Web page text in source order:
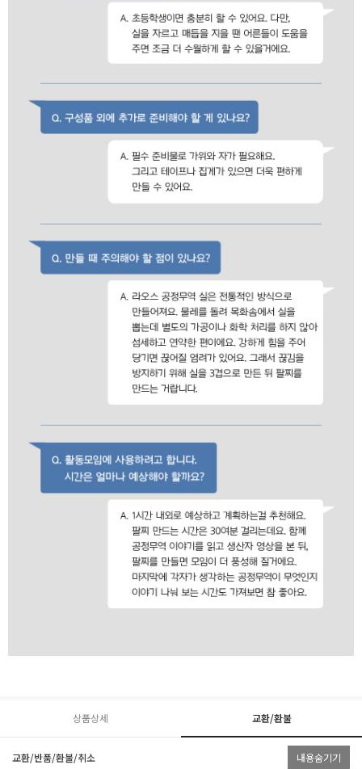
상품상세 교환/환불
교환/반품/환불/취소 내용숨기기